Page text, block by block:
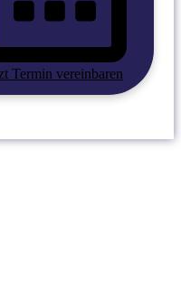
Termin vereinbaren